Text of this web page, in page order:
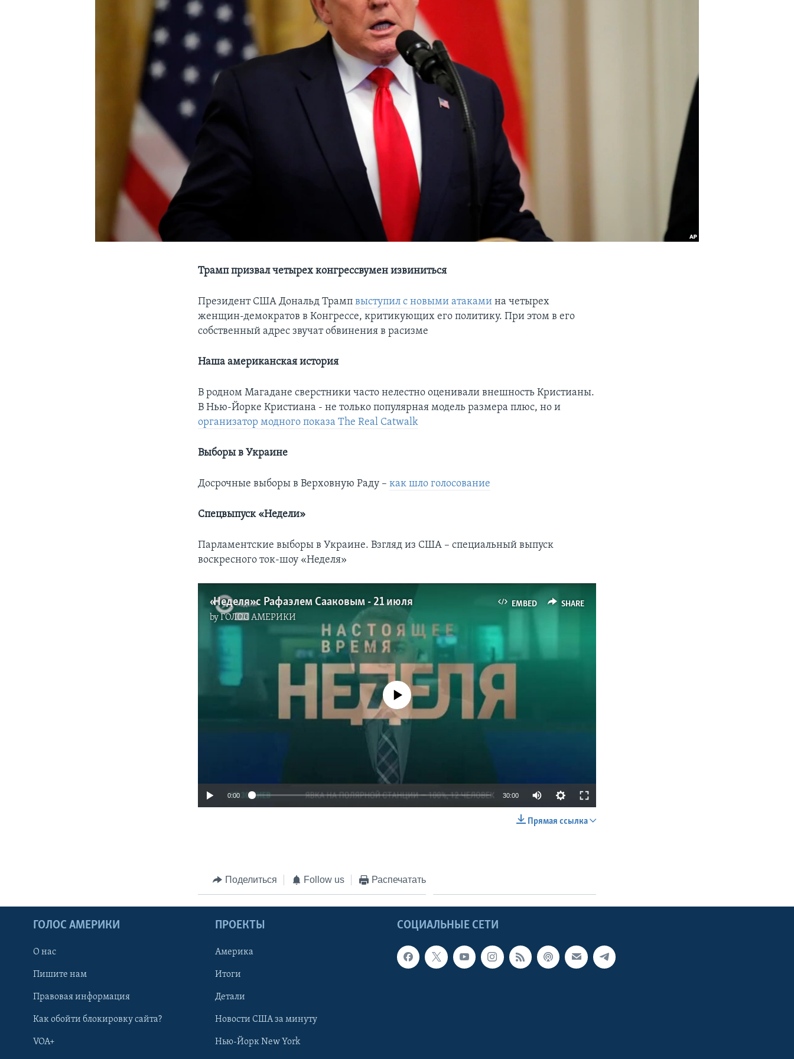
Трамп призвал четырех конгрессвумен извиниться
Президент США Дональд Трампвыступил с новыми атаками на четырех
женщин-демократов в Конгрессе, критикующих его политику. При этом в его
собственный адрес звучат обвинения в расизме
Наша американская история
В родном Магадане сверстники часто нелестно оценивали внешность Кристианы.
В Нью-Йорке Кристиана - не только популярная модель размера плюс, но и
организатор модного показа The Real Catwalk
Выборы в Украине
Досрочные выборы в Верховную Раду​ –как шло голосование
Спецвыпуск «Недели»​
Парламентские выборы в Украине. Взгляд из США – cпециальный выпуск
воскресного ток-шоу «Неделя»
EMBED SHARE
«Неделя» с Рафаэлем Сааковым - 21 июля
byГОЛОС АМЕРИКИ
No media source currently available
0:00 30:00
Прямая ссылка
Поделиться Follow us Распечатать
СОЦИАЛЬНЫЕ СЕТИ
ГОЛОС АМЕРИКИ
О нас
Пишите нам
Правовая информация
Как обойти блокировку сайта?
VOA+
ПРОЕКТЫ
Америка
Итоги
Детали
Новости США за минуту
Нью-Йорк New York